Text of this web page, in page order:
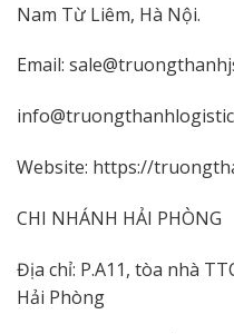
Nam Từ Liêm, Hà Nội.
Email:
Website: https://
CHI NHÁNH HẢI PHÒNG
Địa chỉ: P.A11, tòa nhà
Hải Phòng